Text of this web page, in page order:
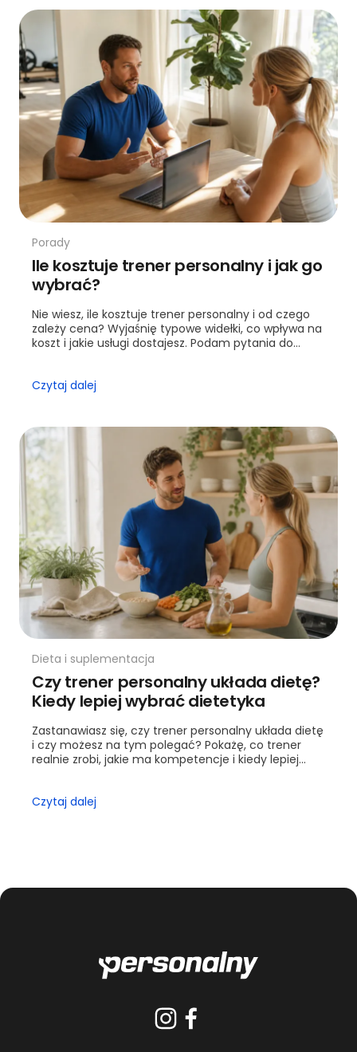
Porady
Ile kosztuje trener personalny i jak go
wybrać?
Nie wiesz, ile kosztuje trener personalny i od czego
zależy cena? Wyjaśnię typowe widełki, co wpływa na
koszt i jakie usługi dostajesz. Podam pytania do
Czytaj dalej
Dieta i suplementacja
Czy trener personalny układa dietę?
Kiedy lepiej wybrać dietetyka
Zastanawiasz się, czy trener personalny układa dietę
i czy możesz na tym polegać? Pokażę, co trener
realnie zrobi, jakie ma kompetencje i kiedy lepiej
Czytaj dalej